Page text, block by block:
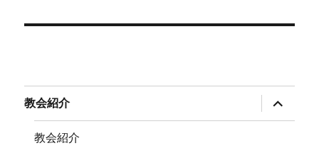
教会紹介
サ
ブ
メ
教会紹介